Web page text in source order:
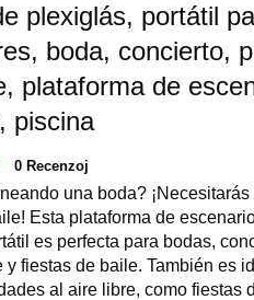
libre
relevantes
Andamio Doble Con Escalera
Andamio doble con escalera
Andamio doble con escalera
Escaleras de aluminio
Plataforma de trabajo de
VUELO
Carpa para
Suministros
Necesidades
plexiglás, portátil
boda, concierto,
plataforma de
piscina
0 Recenzoj
una boda? ¡Necesitarás
Esta plataforma de
es perfecta para bodas,
y fiestas de baile. También es
al aire libre, como fiestas